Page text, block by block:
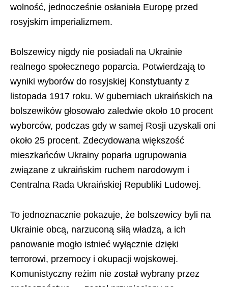
wolność, jednocześnie osłaniała Europę przed
rosyjskim imperializmem.
Bolszewicy nigdy nie posiadali na Ukrainie
realnego społecznego poparcia. Potwierdzają to
wyniki wyborów do rosyjskiej Konstytuanty z
listopada 1917 roku. W guberniach ukraińskich na
bolszewików głosowało zaledwie około 10 procent
wyborców, podczas gdy w samej Rosji uzyskali oni
około 25 procent. Zdecydowana większość
mieszkańców Ukrainy poparła ugrupowania
związane z ukraińskim ruchem narodowym i
Centralna Rada Ukraińskiej Republiki Ludowej.
To jednoznacznie pokazuje, że bolszewicy byli na
Ukrainie obcą, narzuconą siłą władzą, a ich
panowanie mogło istnieć wyłącznie dzięki
terrorowi, przemocy i okupacji wojskowej.
Komunistyczny reżim nie został wybrany przez